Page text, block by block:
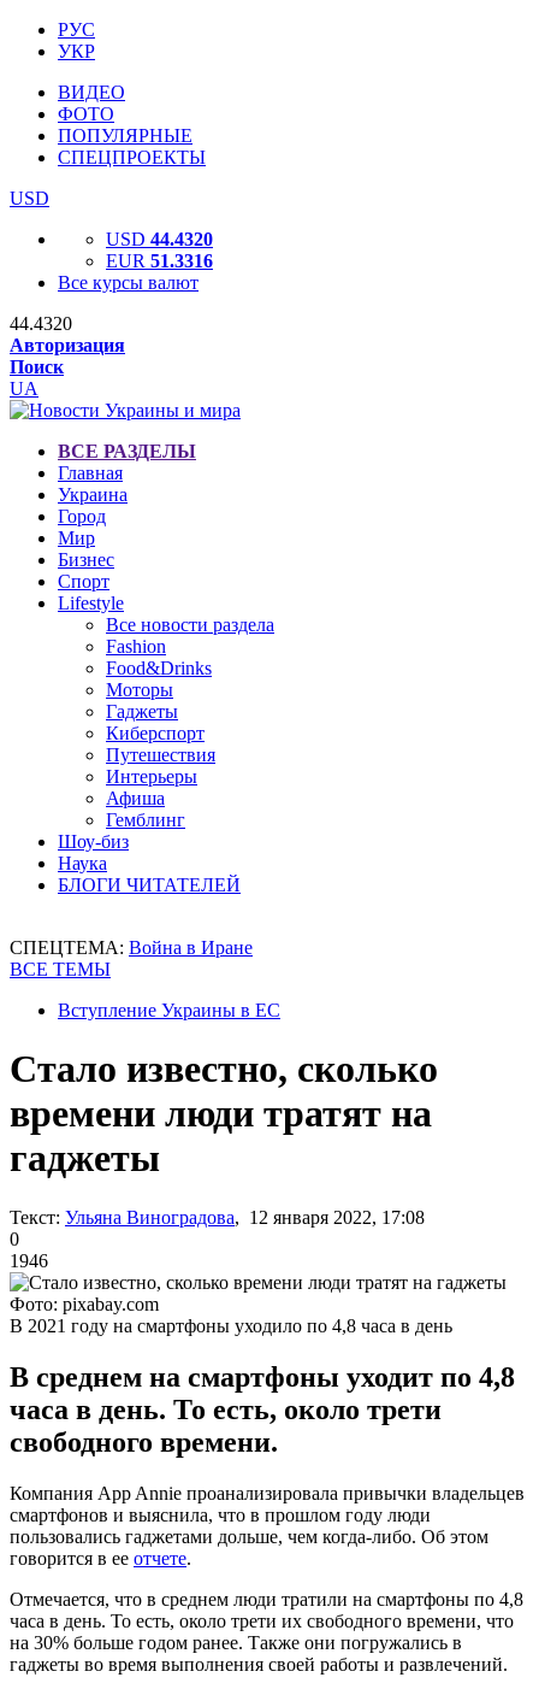
РУС
УКР
ВИДЕО
ФОТО
ПОПУЛЯРНЫЕ
СПЕЦПРОЕКТЫ
USD
USD 44.4320
EUR 51.3316
Все курсы валют
44.4320
Авторизация
Поиск
UA
ВСЕ РАЗДЕЛЫ
Главная
Украина
Город
Мир
Бизнес
Спорт
Lifestyle
Все новости раздела
Fashion
Food&Drinks
Моторы
Гаджеты
Киберспорт
Путешествия
Интерьеры
Афиша
Гемблинг
Шоу-биз
Наука
БЛОГИ ЧИТАТЕЛЕЙ
СПЕЦТЕМА: Война в Иране
ВСЕ ТЕМЫ
Вступление Украины в ЕС
Стало известно, сколько
времени люди тратят на
гаджеты
Текст: Ульяна Виноградова, 12 января 2022, 17:08
0
1946
Фото: pixabay.com
В 2021 году на смартфоны уходило по 4,8 часа в день
В среднем на смартфоны уходит по 4,8
часа в день. То есть, около трети
свободного времени.
Компания App Annie проанализировала привычки владельцев
смартфонов и выяснила, что в прошлом году люди
пользовались гаджетами дольше, чем когда-либо. Об этом
говорится в ее отчете.
Отмечается, что в среднем люди тратили на смартфоны по 4,8
часа в день. То есть, около трети их свободного времени, что
на 30% больше годом ранее. Также они погружались в
гаджеты во время выполнения своей работы и развлечений.